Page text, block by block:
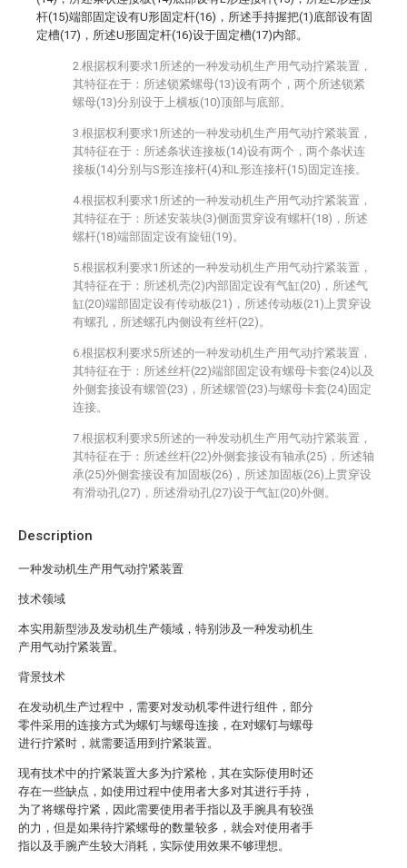
Description
一种发动机生产用气动拧紧装置
技术领域
本实用新型涉及发动机生产领域，特别涉及一种发动机生
产用气动拧紧装置。
背景技术
在发动机生产过程中，需要对发动机零件进行组件，部分
零件采用的连接方式为螺钉与螺母连接，在对螺钉与螺母
进行拧紧时，就需要适用到拧紧装置。
现有技术中的拧紧装置大多为拧紧枪，其在实际使用时还
存在一些缺点，如使用过程中使用者大多对其进行手持，
为了将螺母拧紧，因此需要使用者手指以及手腕具有较强
的力，但是如果待拧紧螺母的数量较多，就会对使用者手
指以及手腕产生较大消耗，实际使用效果不够理想。
杆(15)端部固定设有U形固定杆(16)，所述手持握把(1)底部设有固
定槽(17)，所述U形固定杆(16)设于固定槽(17)内部。
2.根据权利要求1所述的一种发动机生产用气动拧紧装置，
其特征在于：所述锁紧螺母(13)设有两个，两个所述锁紧
螺母(13)分别设于上横板(10)顶部与底部。
3.根据权利要求1所述的一种发动机生产用气动拧紧装置，
其特征在于：所述条状连接板(14)设有两个，两个条状连
接板(14)分别与S形连接杆(4)和L形连接杆(15)固定连接。
4.根据权利要求1所述的一种发动机生产用气动拧紧装置，
其特征在于：所述安装块(3)侧面贯穿设有螺杆(18)，所述
螺杆(18)端部固定设有旋钮(19)。
5.根据权利要求1所述的一种发动机生产用气动拧紧装置，
其特征在于：所述机壳(2)内部固定设有气缸(20)，所述气
缸(20)端部固定设有传动板(21)，所述传动板(21)上贯穿设
有螺孔，所述螺孔内侧设有丝杆(22)。
6.根据权利要求5所述的一种发动机生产用气动拧紧装置，
其特征在于：所述丝杆(22)端部固定设有螺母卡套(24)以及
外侧套接设有螺管(23)，所述螺管(23)与螺母卡套(24)固定
连接。
7.根据权利要求5所述的一种发动机生产用气动拧紧装置，
其特征在于：所述丝杆(22)外侧套接设有轴承(25)，所述轴
承(25)外侧套接设有加固板(26)，所述加固板(26)上贯穿设
有滑动孔(27)，所述滑动孔(27)设于气缸(20)外侧。